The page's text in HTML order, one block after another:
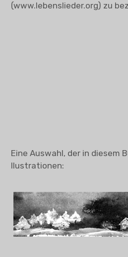
(www.lebenslieder.org) zu
Eine Auswahl, der in diesem
Ilustrationen: